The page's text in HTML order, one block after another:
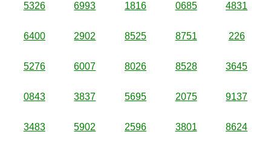
5326 6993 1816 0685 4831
6400 2902 8525 8751 226
5276 6007 8026 8528 3645
0843 3837 5695 2075 9137
3483 5902 2596 3801 8624